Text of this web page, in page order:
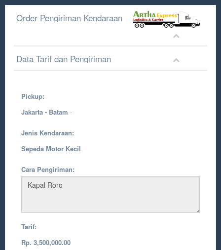
Order Pengiriman Kendaraan
Data Tarif dan Pengiriman
Pickup:
Jakarta - Batam -
Jenis Kendaraan:
Sepeda Motor Kecil
Cara Pengiriman:
Tarif:
Rp. 3,500,000.00